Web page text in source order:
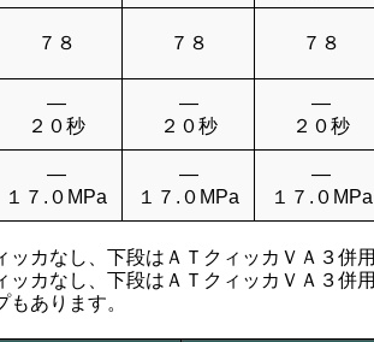
７８ ７８ ７８
―
２０秒
―
２０秒
―
２０秒
―
１７.０MPa
―
１７.０MPa
―
１７.０MPa
なし、下段はＡＴクィッカＶＡ３併用
カなし、下段はＡＴクィッカＶＡ３併用
あります。